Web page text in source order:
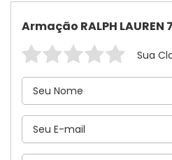
Armação RALPH LAUREN
Sua